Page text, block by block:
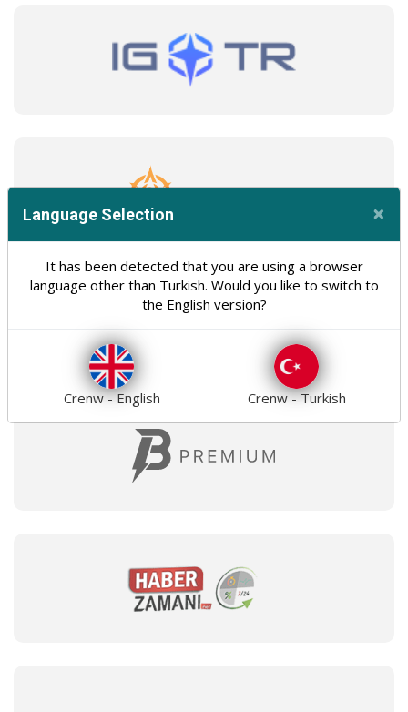
Language Selection ×
It has been detected that you are using a browser
language other than Turkish. Would you like to switch to
the English version?
Crenw - English Crenw - Turkish